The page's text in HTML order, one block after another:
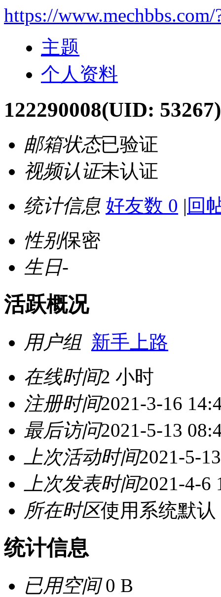
https://www.mechbbs.com/
主题
个人资料
122290008(UID: 53267)
邮箱状态已验证
视频认证未认证
统计信息 好友数 0 | 回
性别保密
生日-
活跃概况
用户组 新手上路
在线时间2 小时
注册时间2021-3-16
最后访问2021-5-13
上次活动时间2021-5-
上次发表时间2021-4-6
所在时区使用系统默认
统计信息
已用空间0 B